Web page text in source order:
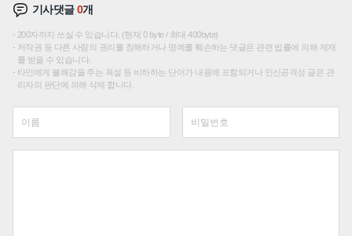
기사댓글0개
200자까지 쓰실 수 있습니다. (현재 0 byte / 최대 400byte)
저작권 등 다른 사람의 권리를 침해하거나 명예를 훼손하는 댓글은 관련 법률에 의해 제재
를 받을 수 있습니다.
타인에게 불쾌감을 주는 욕설 등 비하하는 단어가 내용에 포함되거나 인신공격성 글은 관
리자의 판단에 의해 삭제 합니다.